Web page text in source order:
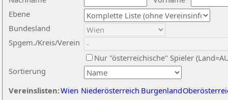
Ebene
Sortierung
Bundesland
Spgem./Kreis/Verein
Nur "österreichische" Spieler
Vereinslisten:Wien Niederösterreich Burgenland